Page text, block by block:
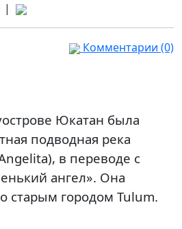
|
Комментарии (0)
Юкатан была
подводная река
в переводе с
ангел». Она
старым городом Tulum.